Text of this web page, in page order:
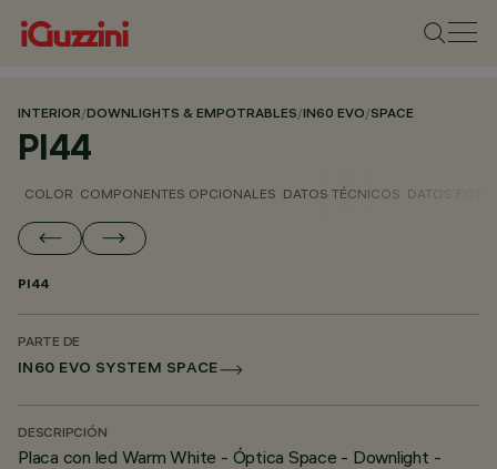
INTERIOR/DOWNLIGHTS & EMPOTRABLES/IN60 EVO/SPACE
PI44
COLOR COMPONENTES OPCIONALES DATOS TÉCNICOS DATOS
PI44
PARTE DE
IN60 EVO SYSTEM SPACE
DESCRIPCIÓN
Placa con led Warm White - Óptica Space - Downlight -